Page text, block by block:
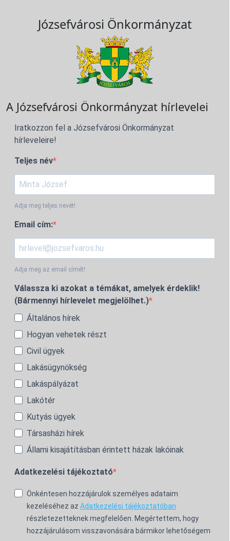
Józsefvárosi Önkormányzat
A Józsefvárosi Önkormányzat hírlevelei
Iratkozzon fel a Józsefvárosi Önkormányzat
hírleveleire!
Teljes név
Adja meg teljes nevét!
Email cím:
Adja meg az email címét!
Válassza ki azokat a témákat, amelyek érdeklik!
(Bármennyi hírlevelet megjelölhet.)
Általános hírek
Hogyan vehetek részt
Civil ügyek
Lakásügynökség
Lakáspályázat
Lakótér
Kutyás ügyek
Társasházi hírek
Állami kisajátításban érintett házak lakóinak
Adatkezelési tájékoztató
Önkéntesen hozzájárulok személyes adataim
kezeléséhez az Adatkezelési tájékoztatóban
részletezetteknek megfelelően. Megértettem, hogy
hozzájárulásom visszavonására bármikor lehetőségem